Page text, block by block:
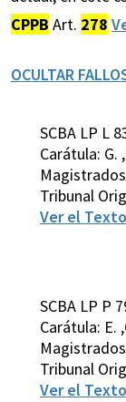
CPPB Art. 278
OCULTAR
SCBA LP L
Carátula: G.
Tribunal
Ver el
SCBA LP P
Carátula: E.
Tribunal
Ver el